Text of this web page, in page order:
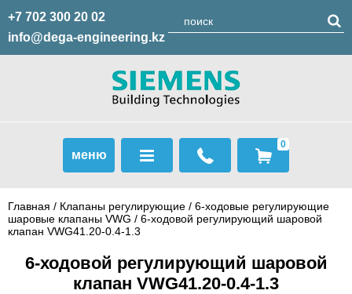
+7 702 300 20 02
info@dega-engineering.kz
меню
0
Главная / Клапаны регулирующие / 6-ходовые регулирующие
шаровые клапаны VWG / 6-ходовой регулирующий шаровой
клапан VWG41.20-0.4-1.3
6-ходовой регулирующий шаровой
клапан VWG41.20-0.4-1.3